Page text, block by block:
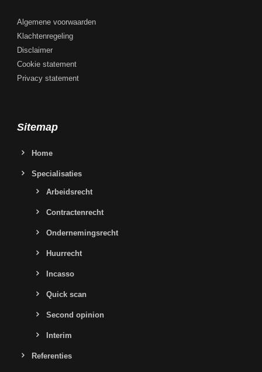
Algemene voorwaarden
Klachtenregeling
Disclaimer
Cookie statement
Privacy statement
Sitemap
Home
Specialisaties
Arbeidsrecht
Contractenrecht
Ondernemingsrecht
Huurrecht
Incasso
Quick scan
Second opinion
Interim
Referenties